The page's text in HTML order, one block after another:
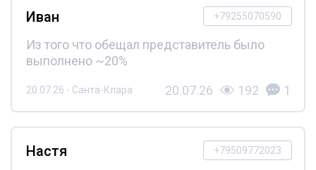
+79255070590
Иван
Из того что обещал представитель было
выполнено ~20%
20.07.26 - Санта-Клара 20.07.26 192 1
+79509772023
Настя